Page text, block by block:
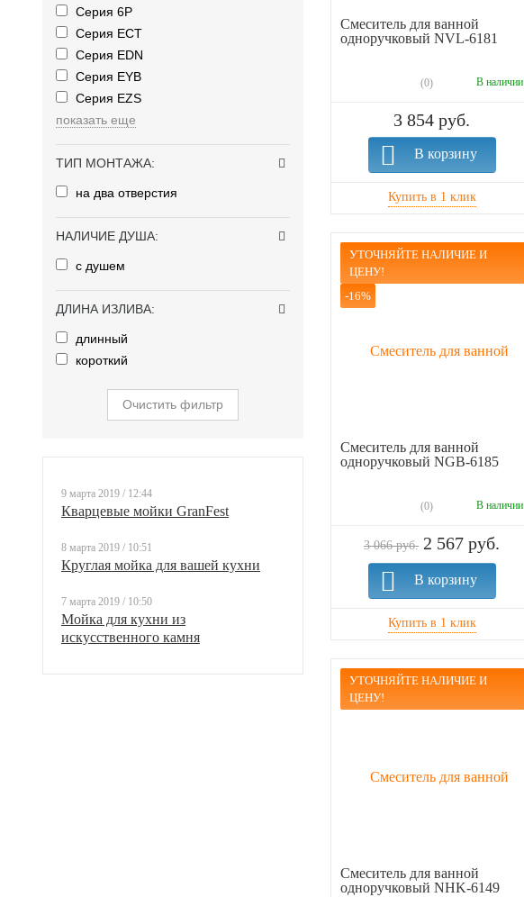
Серия 6P
Серия ECT
Серия EDN
Серия EYB
Серия EZS
показать еще
ТИП МОНТАЖА:
на два отверстия
НАЛИЧИЕ ДУША:
с душем
ДЛИНА ИЗЛИВА:
длинный
короткий
Очистить фильтр
9 марта 2019 / 12:44
Кварцевые мойки GranFest
8 марта 2019 / 10:51
Круглая мойка для вашей кухни
7 марта 2019 / 10:50
Мойка для кухни из
искусственного камня
Смеситель для ванной
одноручковый NVL-6181
(0) В наличии
3 854 руб.
В корзину
УТОЧНЯЙТЕ НАЛИЧИЕ И
ЦЕНУ!
-16%
Смеситель для ванной
одноручковый NGB-6185
(0) В наличии
3 066 руб. 2 567 руб.
В корзину
УТОЧНЯЙТЕ НАЛИЧИЕ И
ЦЕНУ!
Смеситель для ванной
одноручковый NHK-6149